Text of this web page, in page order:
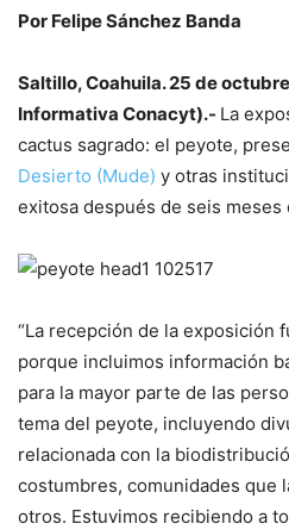
Por Felipe Sánchez Banda
Saltillo, Coahuila. 25 de
Informativa Conacyt).- La
cactus sagrado: el peyote,
Desierto (Mude) y otras
exitosa después de seis meses
“La recepción de la exposición
porque incluimos información
para la mayor parte de las
tema del peyote, incluyendo
relacionada con la
costumbres, comunidades que
otros. Estuvimos recibiendo a